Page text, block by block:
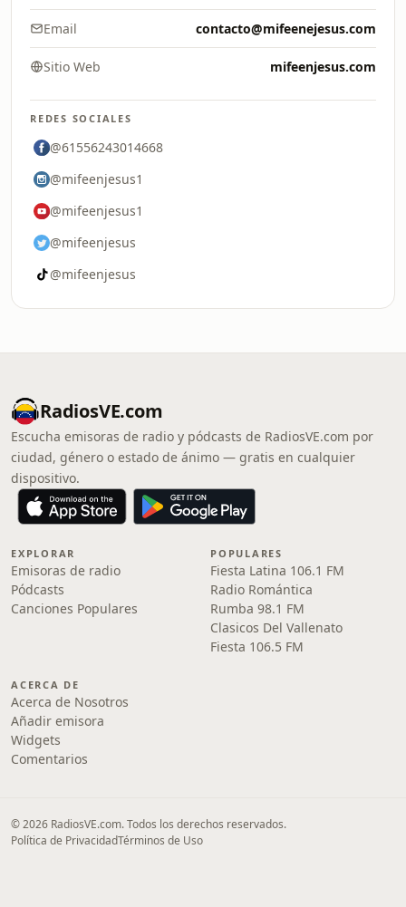
Email contacto@mifeenejesus.com
Sitio Web mifeenjesus.com
REDES SOCIALES
@61556243014668
@mifeenjesus1
@mifeenjesus1
@mifeenjesus
@mifeenjesus
RadiosVE.com
Escucha emisoras de radio y pódcasts de RadiosVE.com por
ciudad, género o estado de ánimo — gratis en cualquier
dispositivo.
EXPLORAR
Emisoras de radio
Pódcasts
Canciones Populares
POPULARES
Fiesta Latina 106.1 FM
Radio Romántica
Rumba 98.1 FM
Clasicos Del Vallenato
Fiesta 106.5 FM
ACERCA DE
Acerca de Nosotros
Añadir emisora
Widgets
Comentarios
© 2026 RadiosVE.com. Todos los derechos reservados.
Política de PrivacidadTérminos de Uso